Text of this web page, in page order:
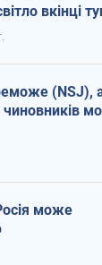
вкінці
(NSJ),
чиновників
може